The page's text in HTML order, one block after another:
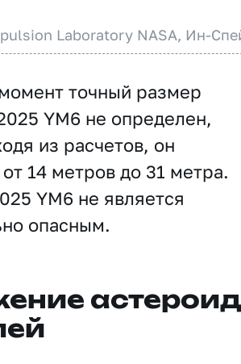
Laboratory NASA, Ин-
точный размер
YM6 не определен,
из расчетов, он
от 14 метров до 31 метра.
YM6 не является
опасным.